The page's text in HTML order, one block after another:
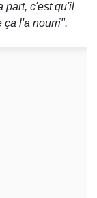
part, c'est qu'il
ça l'a nourri".